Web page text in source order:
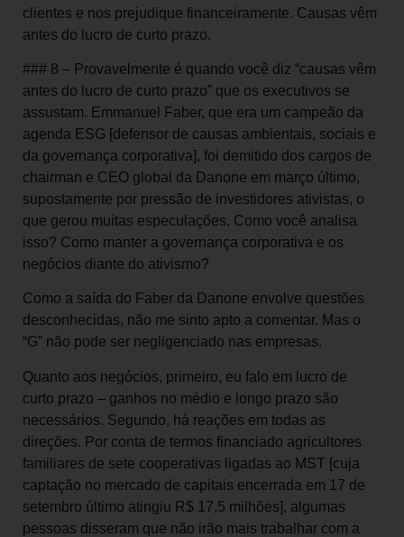
clientes e nos prejudique financeiramente. Causas vêm
antes do lucro de curto prazo.
### 8 – Provavelmente é quando você diz “causas vêm
antes do lucro de curto prazo” que os executivos se
assustam. Emmanuel Faber, que era um campeão da
agenda ESG [defensor de causas ambientais, sociais e
da governança corporativa], foi demitido dos cargos de
chairman e CEO global da Danone em março último,
supostamente por pressão de investidores ativistas, o
que gerou muitas especulações. Como você analisa
isso? Como manter a governança corporativa e os
negócios diante do ativismo?
Como a saída do Faber da Danone envolve questões
desconhecidas, não me sinto apto a comentar. Mas o
“G” não pode ser negligenciado nas empresas.
Quanto aos negócios, primeiro, eu falo em lucro de
curto prazo – ganhos no médio e longo prazo são
necessários. Segundo, há reações em todas as
direções. Por conta de termos financiado agricultores
familiares de sete cooperativas ligadas ao MST [cuja
captação no mercado de capitais encerrada em 17 de
setembro último atingiu R$ 17,5 milhões], algumas
pessoas disseram que não irão mais trabalhar com a